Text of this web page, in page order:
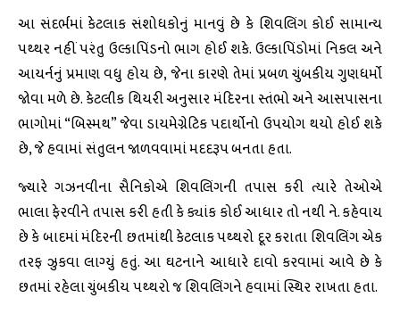
આ સંદર્ભમાં કેટલાક સંશોધકોનું માનવું છે કે શિવલિંગ કોઈ સામાન્ય
પથ્થર નહીં પરંતુ ઉલ્કાપિંડનો ભાગ હોઈ શકે. ઉલ્કાપિંડોમાં નિકલ અને
આયર્નનું પ્રમાણ વધુ હોય છે, જેના કારણે તેમાં પ્રબળ ચુંબકીય ગુણધર્મો
જોવા મળે છે. કેટલીક થિયરી અનુસાર મંદિરના સ્તંભો અને આસપાસના
ભાગોમાં “બિસ્મથ” જેવા ડાયમેગ્નેટિક પદાર્થોનો ઉપયોગ થયો હોઈ શકે
છે, જે હવામાં સંતુલન જાળવવામાં મદદરૂપ બનતા હતા.
જ્યારે ગઝનવીના સૈનિકોએ શિવલિંગની તપાસ કરી ત્યારે તેઓએ
ભાલા ફેરવીને તપાસ કરી હતી કે ક્યાંક કોઈ આધાર તો નથી ને. કહેવાય
છે કે બાદમાં મંદિરની છતમાંથી કેટલાક પથ્થરો દૂર કરાતા શિવલિંગ એક
તરફ ઝુકવા લાગ્યું હતું. આ ઘટનાને આધારે દાવો કરવામાં આવે છે કે
છતમાં રહેલા ચુંબકીય પથ્થરો જ શિવલિંગને હવામાં સ્થિર રાખતા હતા.